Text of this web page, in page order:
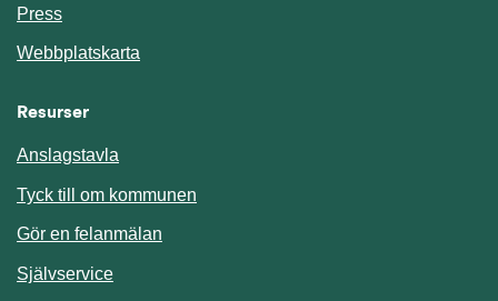
Press
Webbplatskarta
Resurser
Anslagstavla
Tyck till om kommunen
Gör en felanmälan
SjälvserviceLänk till annan webbplats.